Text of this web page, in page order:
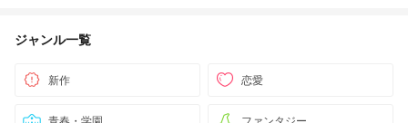
ジャンル一覧
新作 恋愛
青春・学園 ファンタジー